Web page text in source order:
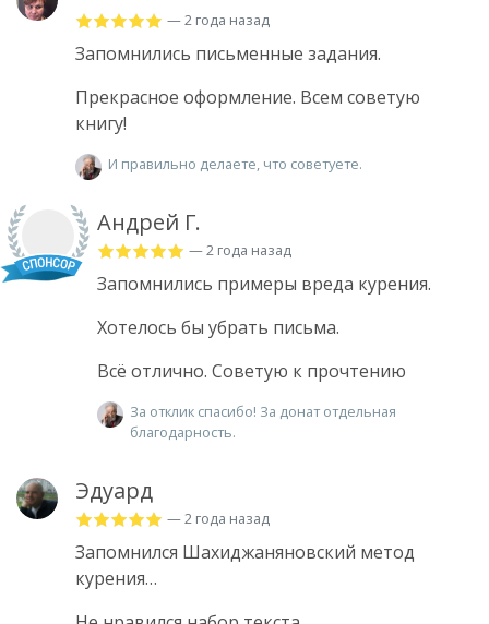
— 2 года назад
Запомнились письменные задания.
Прекрасное оформление. Всем советую
книгу!
И правильно делаете, что советуете.
Андрей Г.
— 2 года назад
Запомнились примеры вреда курения.
Хотелось бы убрать письма.
Всё отлично. Советую к прочтению
За отклик спасибо! За донат отдельная
благодарность.
Эдуард
— 2 года назад
Запомнился Шахиджаняновский метод
курения…